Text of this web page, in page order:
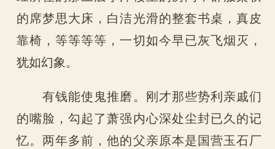
的席梦思大床，白洁光滑的整套书桌，真皮
靠椅，等等等等，一切如今早已灰飞烟灭，
犹如幻象。
有钱能使鬼推磨。刚才那些势利亲戚们
的嘴脸，勾起了萧强内心深处尘封已久的记
忆。两年多前，他的父亲原本是国营玉石厂